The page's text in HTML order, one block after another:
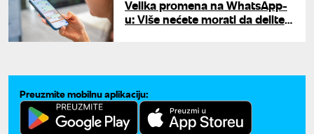
Velika promena na WhatsApp-
u: Više nećete morati da delite
Preuzmite mobilnu aplikaciju: